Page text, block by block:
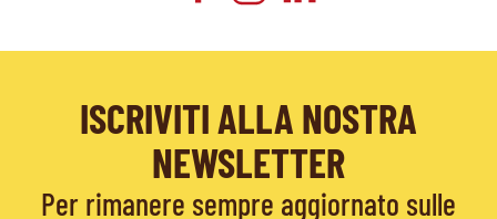
ISCRIVITI ALLA NOSTRA
NEWSLETTER
Per rimanere sempre aggiornato sulle